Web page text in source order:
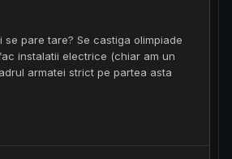
pare tare? Se castiga olimpiade
instalatii electrice (chiar am un
armatei strict pe partea asta